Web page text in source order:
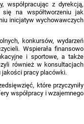
współpracując z dyrekcją,
się na współtworzeniu jak
inicjatyw wychowawczych
konkursów, wydarzeń
Wspierała finansowo
i sportowe, a także
również w konsultacjach
jakości pracy placówki.
które przyczyniły
współpracy i wzajemnego